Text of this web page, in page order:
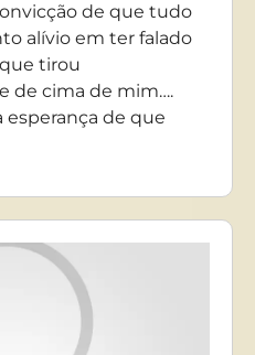
de que tudo
alívio em ter falado
tirou
de cima de mim….
esperança de que